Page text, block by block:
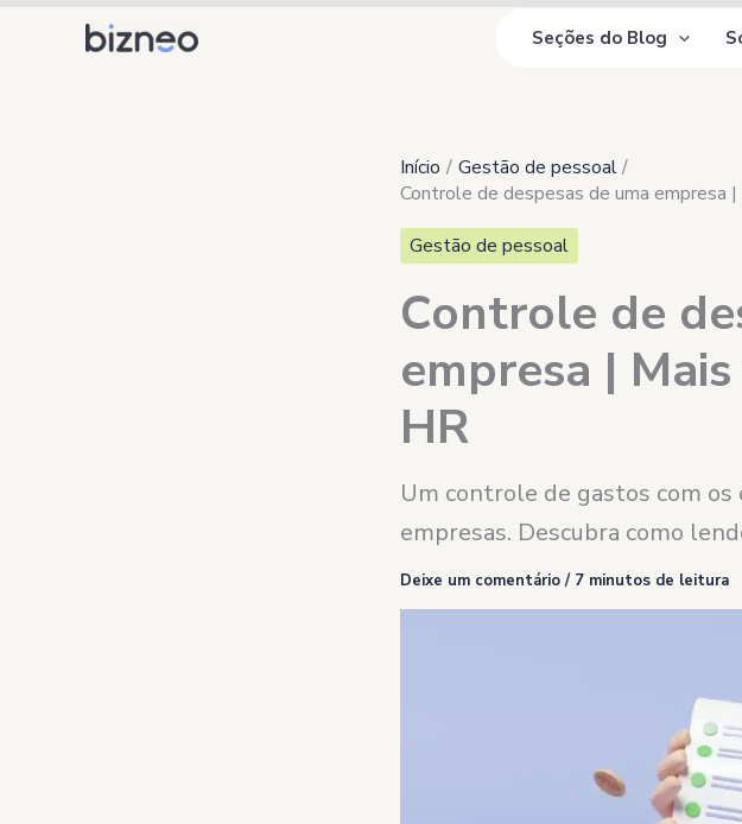
Seções do Blog
Início
Gestão de pessoal
Controle de despesas de uma empresa
Gestão de pessoal
Controle de
empresa |
HR
Um controle de gastos com os
empresas. Descubra como
Deixe um comentário / 7 minutos de leitura